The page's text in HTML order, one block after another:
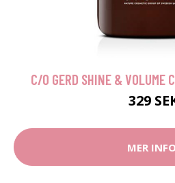
C/O GERD SHINE & VOLUME
329
MER